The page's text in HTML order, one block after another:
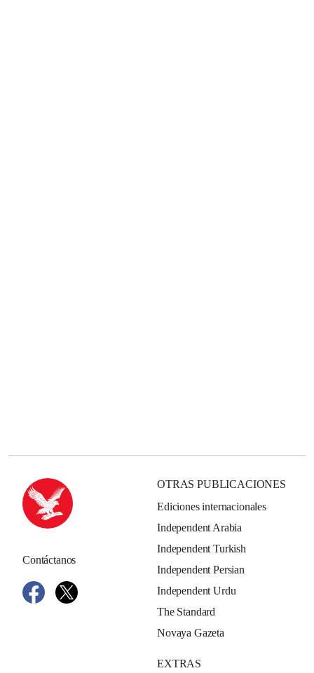
Contáctanos
OTRAS PUBLICACIONES
Ediciones internacionales
Independent Arabia
Independent Turkish
Independent Persian
Independent Urdu
The Standard
Novaya Gazeta
EXTRAS